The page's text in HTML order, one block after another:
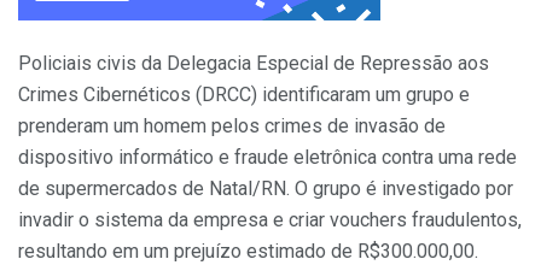
Policiais civis da Delegacia Especial de Repressão aos
Crimes Cibernéticos (DRCC) identificaram um grupo e
prenderam um homem pelos crimes de invasão de
dispositivo informático e fraude eletrônica contra uma rede
de supermercados de Natal/RN. O grupo é investigado por
invadir o sistema da empresa e criar vouchers fraudulentos,
resultando em um prejuízo estimado de R$300.000,00.